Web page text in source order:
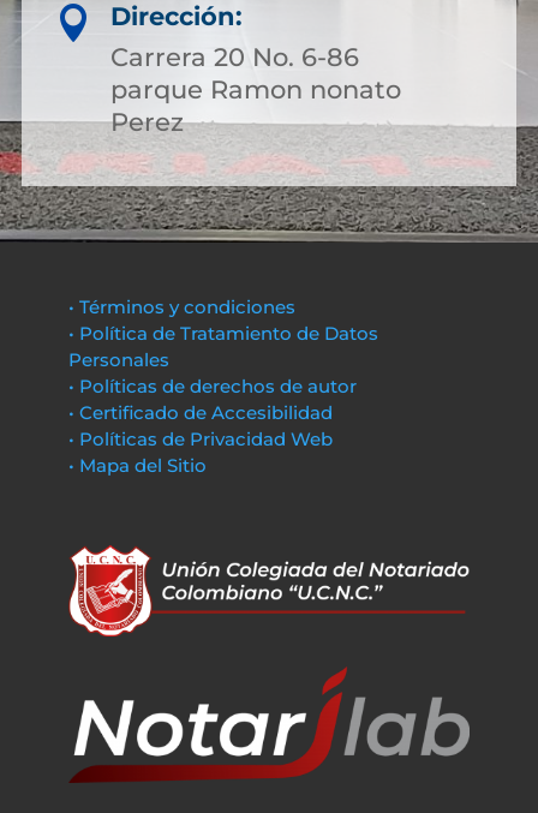

Dirección:
Carrera 20 No. 6-86
parque Ramon nonato
Perez
• Términos y condiciones
• Política de Tratamiento de Datos
Personales
• Políticas de derechos de autor
• Certificado de Accesibilidad
• Políticas de Privacidad Web
• Mapa del Sitio